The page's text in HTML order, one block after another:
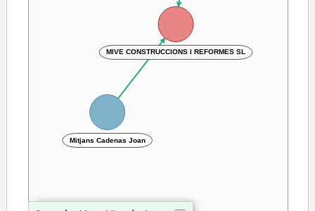
MIVE CONSTRUCCIONS I REFORMES SL
Mitjans Cadenas Joan